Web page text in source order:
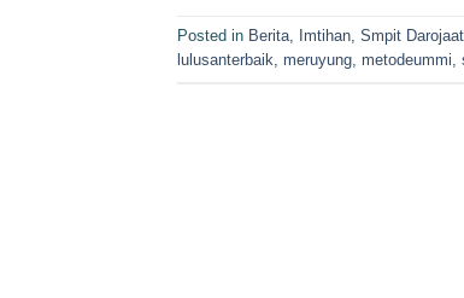
Posted in Berita, Imtihan, Smpit
lulusanterbaik, meruyung, metodeummi,